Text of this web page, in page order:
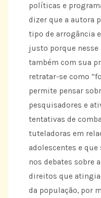
políticas e
dizer que a autora
tipo de arrogância
justo porque nesse
também com sua
retratar-se como
permite pensar
pesquisadores e
tentativas de
tuteladoras em
adolescentes e
nos debates sobre
direitos que
da população, por